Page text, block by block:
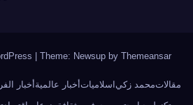
Theme: Newsup by Themeansar
مقالاتمحمد زكياسلامياتأخبار عالميةأخبار